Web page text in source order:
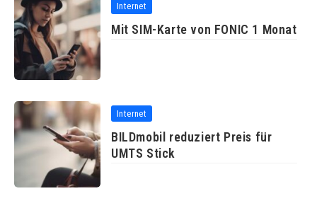
Internet
Mit SIM-Karte von FONIC 1 Monat
Internet
BILDmobil reduziert Preis für
UMTS Stick